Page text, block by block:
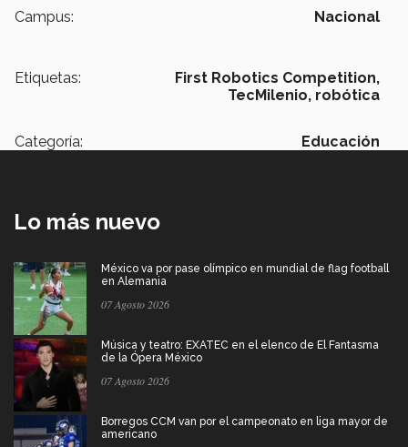
Campus: Nacional
Etiquetas:
First Robotics Competition,
TecMilenio, robótica
Categoría: Educación
Lo más nuevo
México va por pase olímpico en mundial de flag football
en Alemania
07 Agosto 2026
Música y teatro: EXATEC en el elenco de El Fantasma
de la Ópera México
07 Agosto 2026
Borregos CCM van por el campeonato en liga mayor de
americano